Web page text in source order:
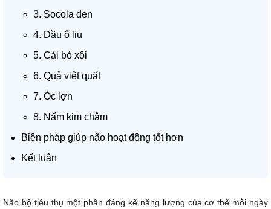
3. Socola đen
4. Dầu ô liu
5. Cải bó xôi
6. Quả việt quất
7. Óc lợn
8. Nấm kim châm
Biện pháp giúp não hoạt động tốt hơn
Kết luận
Não bộ tiêu thụ một phần đáng kể năng lượng của cơ thể mỗi ngày